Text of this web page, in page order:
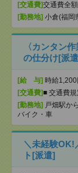
[交通費]交通費全
[勤務地] 小倉(福岡
〈カンタン
の仕分け[派
[給 与] 時給
[交通費]■ 交通費
[勤務地] 戸畑駅か
バイク・車
＼未経験OK!
ト[派遣]